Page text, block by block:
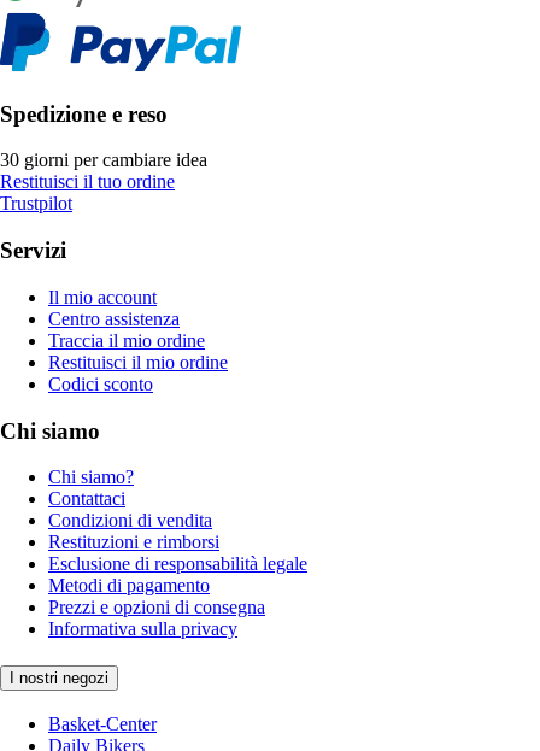
Spedizione e reso
30 giorni per cambiare idea
Restituisci il tuo ordine
Trustpilot
Servizi
Il mio account
Centro assistenza
Traccia il mio ordine
Restituisci il mio ordine
Codici sconto
Chi siamo
Chi siamo?
Contattaci
Condizioni di vendita
Restituzioni e rimborsi
Esclusione di responsabilità legale
Metodi di pagamento
Prezzi e opzioni di consegna
Informativa sulla privacy
I nostri negozi
Basket-Center
Daily Bikers